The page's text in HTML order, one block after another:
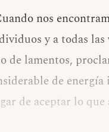
nos
y a todas las
lamentos,
de
de aceptar lo